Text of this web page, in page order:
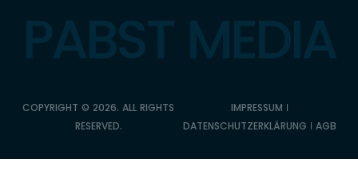
PABST MEDIA
COPYRIGHT © 2026. ALL RIGHTS
RESERVED.
IMPRESSUM ǀ
DATENSCHUTZERKLÄRUNG ǀ AGB